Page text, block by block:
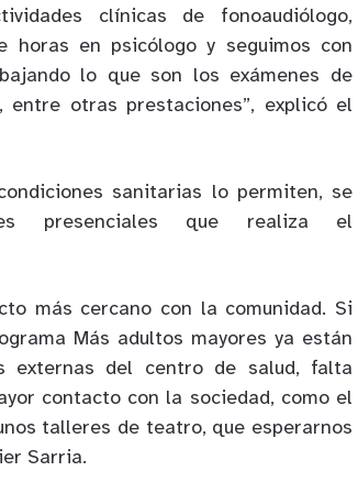
clínicas de fonoaudiólogo,
horas en psicólogo y seguimos con
lo que son los exámenes de
otras prestaciones”, explicó el
sanitarias lo permiten, se
presenciales que realiza el
más cercano con la comunidad. Si
Más adultos mayores ya están
externas del centro de salud, falta
contacto con la sociedad, como el
talleres de teatro, que esperarnos
Sarria.